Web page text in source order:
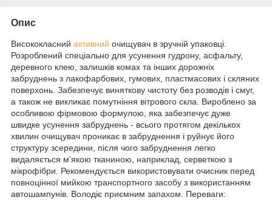
Опис
Висококласний активний очищувач в зручній упаковці.
Розроблений спеціально для усунення гудрону, асфальту,
деревного клею, залишків комах та інших дорожніх
забруднень з лакофарбових, гумових, пластмасових і скляних
поверхонь. Забезпечує виняткову чистоту без розводів і смуг,
а також не викликає помутніння вітрового скла. Вироблено за
особливою фірмовою формулою, яка забезпечує дуже
швидке усунення забруднень - всього протягом декількох
хвилин очищувач проникає в забруднення і руйнує його
структуру зсередини, після чого забруднення легко
видаляється м'якою тканиною, наприклад, серветкою з
мікрофібри. Рекомендується використовувати очисник перед
повноцінної мийкою транспортного засобу з використанням
автошампунів. Володіє приємним запахом. Переваги: